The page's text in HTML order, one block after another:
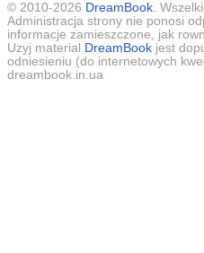
© 2010-2026 DreamBook.
Administracja strony nie ponosi
informacje zamieszczone, jak
Uzyj material DreamBook jest
odniesieniu (do internetowych
dreambook.in.ua